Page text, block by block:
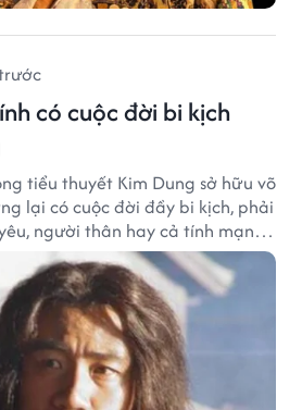
có cuộc đời bi kịch
tiểu thuyết Kim Dung sở hữu võ
lại có cuộc đời đầy bi kịch, phải
người thân hay cả tính mạng,
tiếc nuối.